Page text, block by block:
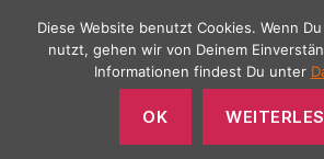
Diese Website benutzt Cookies. Wenn
nutzt, gehen wir von Deinem
Informationen findest Du unter
OK